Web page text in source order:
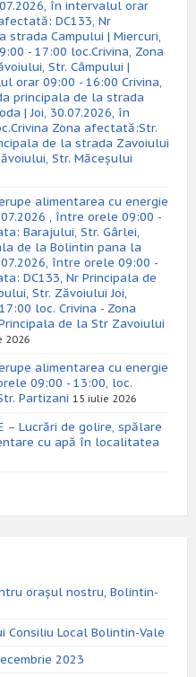
în intervalul orar
DC133, Nr
strada Campului | Miercuri,
- 17:00 loc.Crivina, Zona
Str. Câmpului |
orar 09:00 - 16:00 Crivina,
principala de la strada
| Joi, 30.07.2026, în
Zona afectată:Str.
de la strada Zavoiului
Str. Măceșului
alimentarea cu energie
, între orele 09:00 -
Barajului, Str. Gârlei,
de la Bolintin pana la
între orele 09:00 -
DC133, Nr Principala de
Str. Zăvoiului Joi,
loc. Crivina - Zona
de la Str Zavoiului
2026
alimentarea cu energie
09:00 - 13:00, loc.
Partizani 15 iulie 2026
– Lucrări de golire, spălare
cu apă în localitatea
orașul nostru, Bolintin-
Consiliu Local Bolintin-Vale
2023